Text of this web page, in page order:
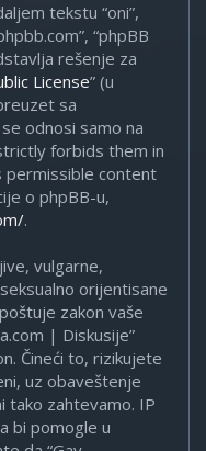
tekstu “oni”,
“phpBB
rešenje za
License” (u
sa
odnosi samo na
forbids them in
permissible content
o phpBB-u,
.
vulgarne,
orijentisane
zakon vaše
| Diskusije”
Čineći to, rizikujete
uz obaveštenje
tako zahtevamo. IP
bi pomogle u